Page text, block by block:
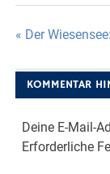
« Der
KOMMENTAR
Deine E-Mail-
Erforderliche